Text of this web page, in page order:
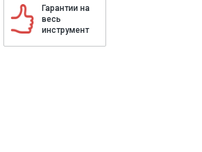
Гарантии на
весь
инструмент